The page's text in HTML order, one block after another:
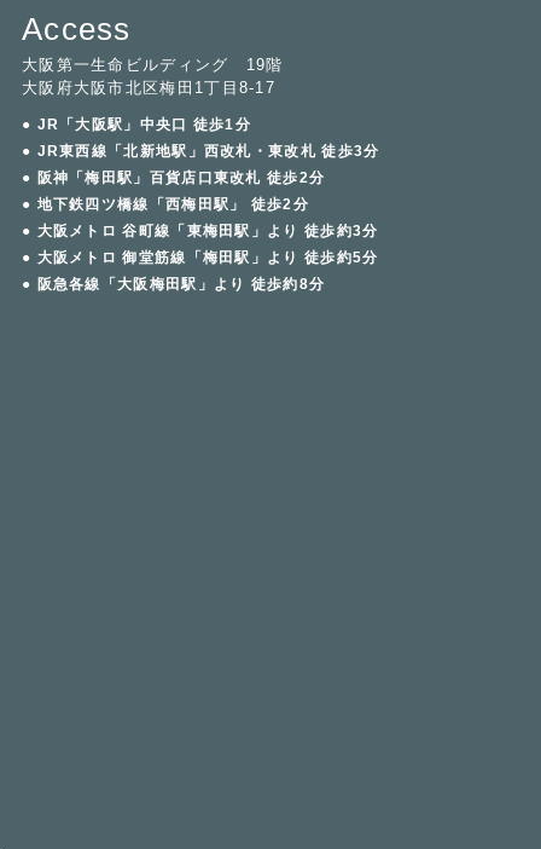
Access
大阪第一生命ビルディング 19階
大阪府大阪市北区梅田1丁目8-17
● JR「大阪駅」中央口 徒歩1分
● JR東西線「北新地駅」西改札・東改札 徒歩3分
● 阪神「梅田駅」百貨店口東改札 徒歩2分
● 地下鉄四ツ橋線「西梅田駅」 徒歩2分
● 大阪メトロ 谷町線「東梅田駅」より 徒歩約3分
● 大阪メトロ 御堂筋線「梅田駅」より 徒歩約5分
● 阪急各線「大阪梅田駅」より 徒歩約8分